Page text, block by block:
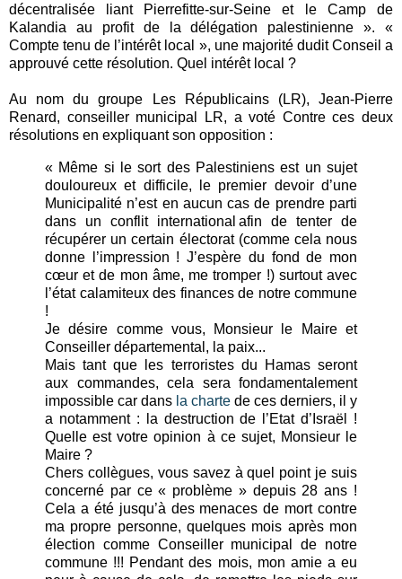
décentralisée liant Pierrefitte-sur-Seine et le Camp de
Kalandia au profit de la délégation palestinienne ». «
Compte tenu de l’intérêt local », une majorité dudit Conseil a
approuvé cette résolution. Quel intérêt local ?
Au nom du groupe Les Républicains (LR), Jean-Pierre
Renard, conseiller municipal LR, a voté Contre ces deux
résolutions en expliquant son opposition :
« Même si le sort des Palestiniens est un sujet
douloureux et difficile, le premier devoir d’une
Municipalité n’est en aucun cas de prendre parti
dans un conflit international afin de tenter de
récupérer un certain électorat (comme cela nous
donne l’impression ! J’espère du fond de mon
cœur et de mon âme, me tromper !) surtout avec
l’état calamiteux des finances de notre commune
!
Je désire comme vous, Monsieur le Maire et
Conseiller départemental, la paix...
Mais tant que les terroristes du Hamas seront
aux commandes, cela sera fondamentalement
impossible car dans la charte de ces derniers, il y
a notamment : la destruction de l’Etat d’Israël !
Quelle est votre opinion à ce sujet, Monsieur le
Maire ?
Chers collègues, vous savez à quel point je suis
concerné par ce « problème » depuis 28 ans !
Cela a été jusqu’à des menaces de mort contre
ma propre personne, quelques mois après mon
élection comme Conseiller municipal de notre
commune !!! Pendant des mois, mon amie a eu